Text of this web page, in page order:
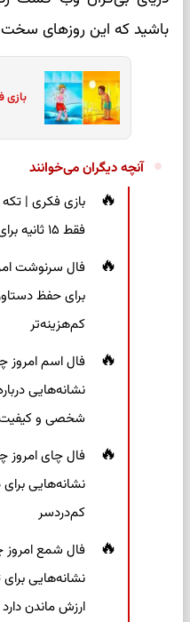
باشید که این روزهای
بازی
آنچه دیگران می‌خوانند
بازی فکری |
فقط ۱۵ ثانیه برای پیداکردنش وقت دارید
برای حفظ
کم‌هزینه‌تر
نشانه‌هایی
شخصی و کیفیت
نشانه‌هایی
کم‌دردسر
نشانه‌هایی
ارزش ماندن دارد